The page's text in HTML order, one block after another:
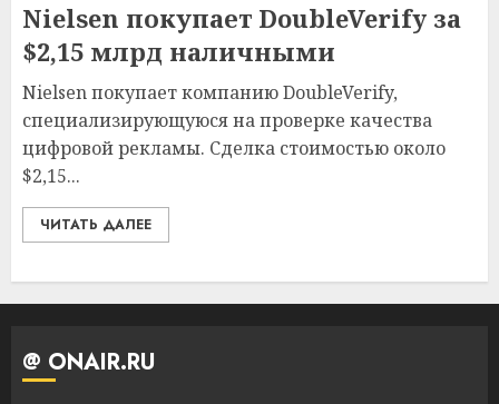
Nielsen покупает DoubleVerify за
$2,15 млрд наличными
Nielsen покупает компанию DoubleVerify,
специализирующуюся на проверке качества
цифровой рекламы. Сделка стоимостью около
$2,15...
ЧИТАТЬ ДАЛЕЕ
@ ONAIR.RU